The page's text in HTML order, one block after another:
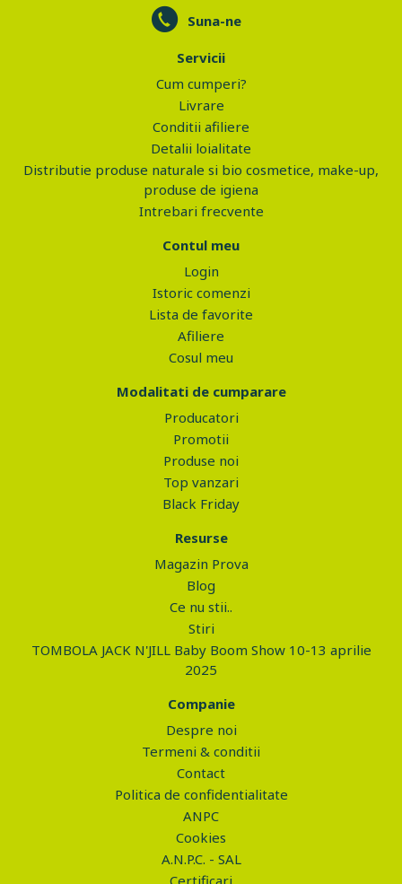
Suna-ne
Servicii
Cum cumperi?
Livrare
Conditii afiliere
Detalii loialitate
Distributie produse naturale si bio cosmetice, make-up,
produse de igiena
Intrebari frecvente
Contul meu
Login
Istoric comenzi
Lista de favorite
Afiliere
Cosul meu
Modalitati de cumparare
Producatori
Promotii
Produse noi
Top vanzari
Black Friday
Resurse
Magazin Prova
Blog
Ce nu stii..
Stiri
TOMBOLA JACK N'JILL Baby Boom Show 10-13 aprilie
2025
Companie
Despre noi
Termeni & conditii
Contact
Politica de confidentialitate
ANPC
Cookies
A.N.P.C. - SAL
Certificari